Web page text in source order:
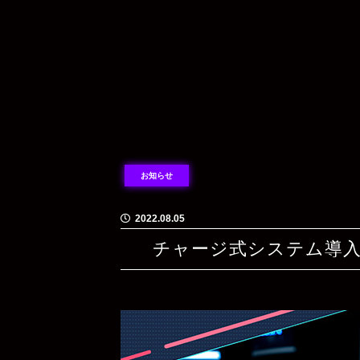
お知らせ
2022.08.05
チャージ式システム導